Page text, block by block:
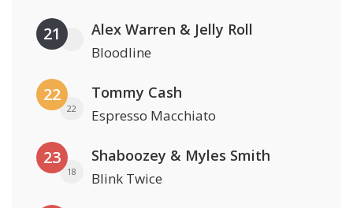
21 Alex Warren & Jelly Roll
Bloodline
22
22
Tommy Cash
Espresso Macchiato
23
18
Shaboozey & Myles Smith
Blink Twice